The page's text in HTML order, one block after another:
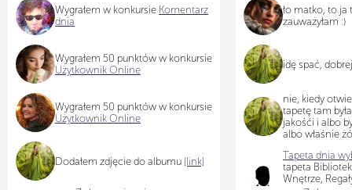
Wygrałem w konkursie Komentarz
dnia
Wygrałem 50 punktów w konkursie
Użytkownik Online
Wygrałem 50 punktów w konkursie
Użytkownik Online
Dodałem zdjęcie do albumu [link]
ło matko, to ja
zauważyłam :)
idę spać,
nie, kiedy
tapetę tam
jakośći i albo
albo właśnie
Tapeta dnia
tapeta
Wnętrze,